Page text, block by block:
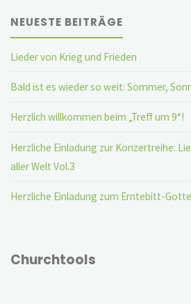
NEUESTE BEITRÄGE
Lieder von Krieg und Frieden
Bald ist es wieder so weit: Sommer,
Herzlich willkommen beim „Treff um 9“!
Herzliche Einladung zur Konzertreihe:
aller Welt Vol.3
Herzliche Einladung zum Erntebitt-
Churchtools